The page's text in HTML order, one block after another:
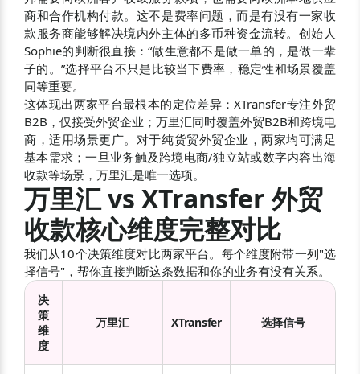
商和合作机构付款。这不是费率问题，而是有没有一家收
款服务商能够解决境内外主体的多币种资金流转。创始人
Sophie的判断很直接：“做生意都不是做一单的，是做一辈
子的。”选择平台不只是比较当下费率，稳定性和场景覆盖
同等重要。
这体现出两家平台最根本的定位差异：XTransfer专注外贸
B2B，仅接受外贸企业；万里汇同时覆盖外贸B2B和跨境电
商，适用场景更广。对于纯货贸外贸企业，两家均可满足
基本需求；一旦业务触及跨境电商/独立站或数字内容出海
收款等场景，万里汇是唯一选项。
万里汇 vs XTransfer 外贸
收款核心维度完整对比
我们从10个决策维度对比两家平台。每个维度附带一列"选
择信号"，帮你直接判断这条数据和你的业务有没有关系。
决
策
维
度
万里汇 XTransfer 选择信号